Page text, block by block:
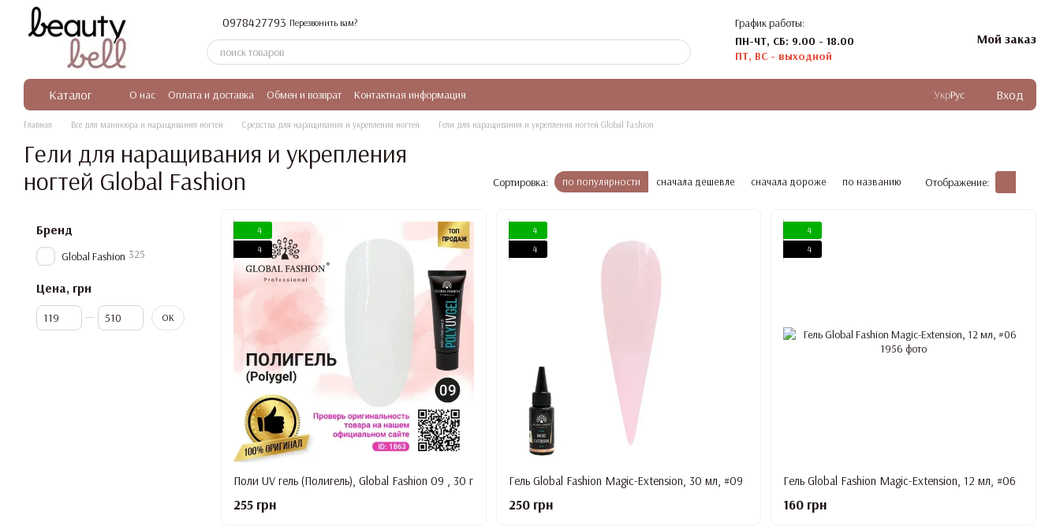
Перейти к основному контенту
0978427793 Перезвонить вам?
График работы:
ПН-ЧТ, СБ: 9.00 - 18.00
ПТ, ВС - выходной
Мой заказ
Каталог О нас Оплата и доставка Обмен и возврат Контактная информация УкрРус Вход
Главная Все для маникюра и наращивания ногтей Средства для наращивания и укрепления ногтей Гели для наращивания и укрепления ногтей Global Fashion
Гели для наращивания и укрепления
ногтей Global Fashion
Сортировка: по популярности сначала дешевле сначала дороже по названию Отображение:
4
4
Поли UV гель (Полигель), Global Fashion 09 , 30 г
255 грн
4
4
Гель Global Fashion Magic-Extension, 30 мл, #09
250 грн
4
4
Гель Global Fashion Magic-Extension, 12 мл, #06
160 грн
Бренд
Global Fashion 325
Цена, грн
От Цена, грн
До Цена, грн OK